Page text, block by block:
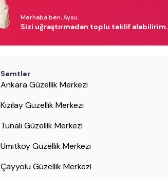
Merhaba ben, Aysu.
Sizi uğraştırmadan toplu teklif alabilirim.
Semtler
Ankara Güzellik Merkezi
Kızılay Güzellik Merkezi
Tunalı Güzellik Merkezi
Ümitköy Güzellik Merkezi
Çayyolu Güzellik Merkezi